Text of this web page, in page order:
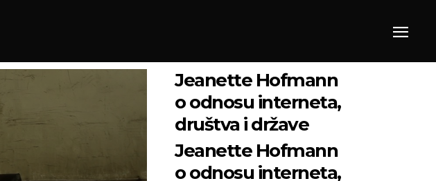
Jeanette Hofmann
o odnosu interneta,
društva i države
Jeanette Hofmann
o odnosu interneta,